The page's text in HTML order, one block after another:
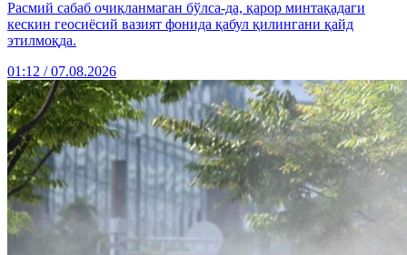
Расмий сабаб очиқланмаган бўлса-да, қарор минтақадаги
кескин геосиёсий вазият фонида қабул қилингани қайд
этилмоқда.
01:12 / 07.08.2026